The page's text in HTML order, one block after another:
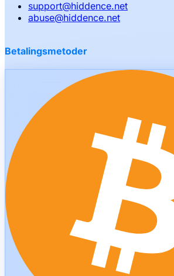
support@hiddence.net
abuse@hiddence.net
Betalingsmetoder